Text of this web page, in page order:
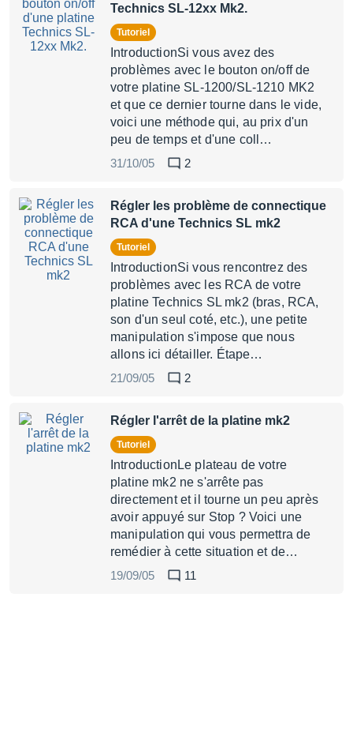
Technics SL-12xx Mk2.
Tutoriel
IntroductionSi vous avez des
problèmes avec le bouton on/off de
votre platine SL-1200/SL-1210 MK2
et que ce dernier tourne dans le vide,
voici une méthode qui, au prix d'un
peu de temps et d'une coll…
31/10/05
2
Régler les problème de connectique
RCA d'une Technics SL mk2
Tutoriel
IntroductionSi vous rencontrez des
problèmes avec les RCA de votre
platine Technics SL mk2 (bras, RCA,
son d'un seul coté, etc.), une petite
manipulation s'impose que nous
allons ici détailler. Étape…
21/09/05
2
Régler l'arrêt de la platine mk2
Tutoriel
IntroductionLe plateau de votre
platine mk2 ne s'arrête pas
directement et il tourne un peu après
avoir appuyé sur Stop ? Voici une
manipulation qui vous permettra de
remédier à cette situation et de…
19/09/05
11